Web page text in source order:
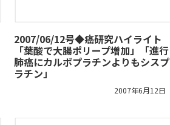
2007/06/12号◆癌研究ハイライト
「葉酸で大腸ポリープ増加」「進行
肺癌にカルボプラチンよりもシスプ
ラチン」
2007年6月12日